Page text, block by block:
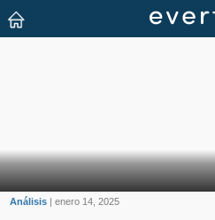
Análisis | enero 14, 2025